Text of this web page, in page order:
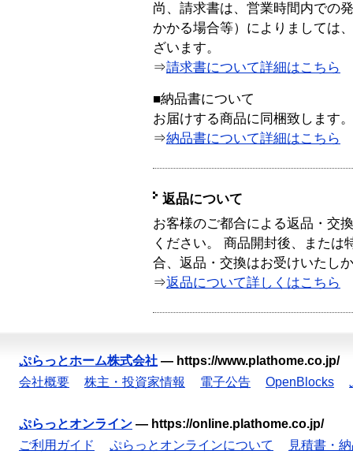
尚、請求書は、営業時間内での
かかる場合等）によりましては
ざいます。
⇒請求書について詳細はこちら
■納品書について
お届けする商品に同梱致します。
⇒納品書について詳細はこちら
返品について
お客様のご都合による返品・交
ください。 商品開封後、または
合、返品・交換はお受けいたし
⇒返品について詳しくはこちら
ぷらっとホーム株式会社 — https://www.plathome.co.jp/
会社概要
株主・投資家情報 電子公告 OpenBlocks
ぷらっとオンライン — https://online.plathome.co.jp/
ご利用ガイド
ぷらっとオンラインについて 見積書・